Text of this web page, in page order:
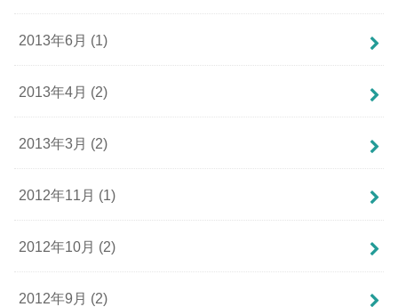
2013年6月 (1)
2013年4月 (2)
2013年3月 (2)
2012年11月 (1)
2012年10月 (2)
2012年9月 (2)